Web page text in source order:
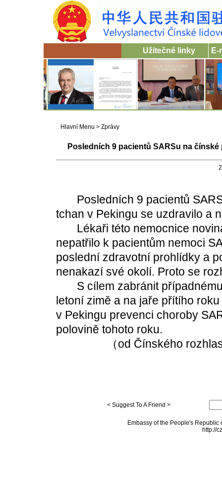
Užitečné linky E-
Hlavní Menu > Zprávy
Posledních 9 pacientů SARSu na
Posledních 9 pacientů
tchan v Pekingu se uzdravilo a
Lékaři této nemocnice
nepatřilo k pacientům nemoci
poslední zdravotní prohlídky a
nenakazí své okolí. Proto se
S cílem zabránit případnému
letoní zimě a na jaře přítího
v Pekingu prevenci choroby
polovině tohoto roku.
（od Čínského rozhlasu
< Suggest To A Friend >
Embassy of the People's
http://